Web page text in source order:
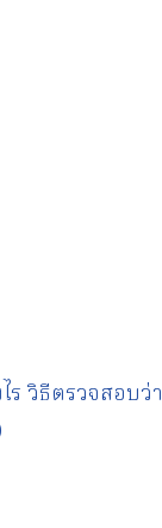
วิธีตรวจสอบว่า